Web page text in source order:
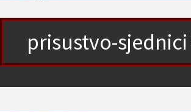
prisustvo-sjednici